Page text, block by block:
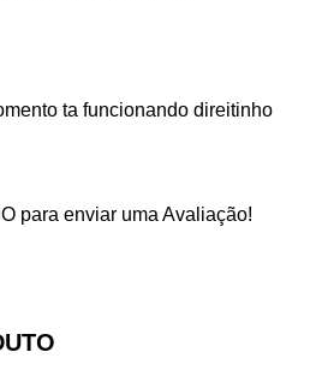
ta funcionando direitinho
para enviar uma Avaliação!